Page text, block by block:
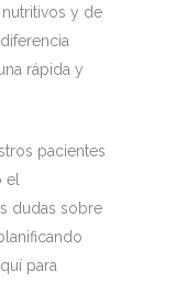
nutritivos y de
rápida y
pacientes
dudas sobre
para